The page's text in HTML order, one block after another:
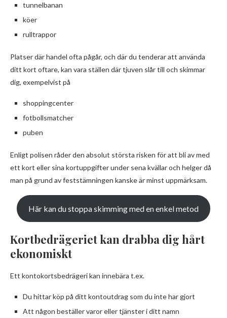
tunnelbanan
köer
rulltrappor
Platser där handel ofta pågår, och där du tenderar att använda
ditt kort oftare, kan vara ställen där tjuven slår till och skimmar
dig, exempelvist på
shoppingcenter
fotbollsmatcher
puben
Enligt polisen råder den absolut största risken för att bli av med
ett kort eller sina kortuppgifter under sena kvällar och helger då
man på grund av feststämningen kanske är minst uppmärksam.
Här kan du stoppa skimming med en enkel metod
Kortbedrägeriet kan drabba dig hårt
ekonomiskt
Ett kontokortsbedrägeri kan innebära t.ex.
Du hittar köp på ditt kontoutdrag som du inte har gjort
Att någon beställer varor eller tjänster i ditt namn